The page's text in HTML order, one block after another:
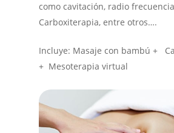
como cavitación, radio
Carboxiterapia, entre otros….
Incluye: Masaje con bambú +
+ Mesoterapia virtual